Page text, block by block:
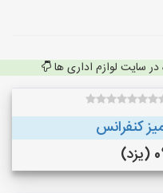
سایت لوازم اداری ها
کنفرانس